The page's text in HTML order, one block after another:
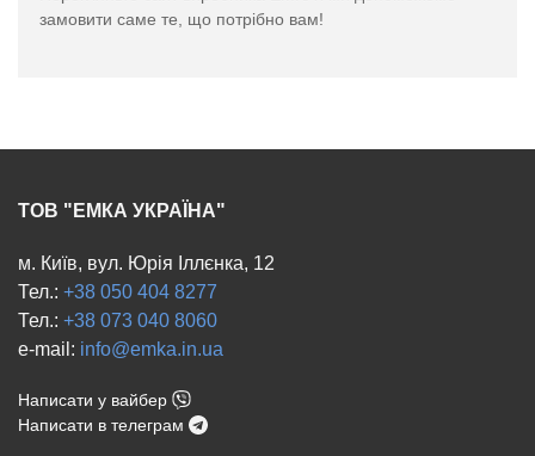
замовити саме те, що потрібно вам!
ТОВ "ЕМКА УКРАЇНА"
м. Київ, вул. Юрія Іллєнка, 12
Тел.: +38 050 404 8277
Тел.: +38 073 040 8060
e-mail: info@emka.in.ua
Написати у вайбер
Написати в телеграм